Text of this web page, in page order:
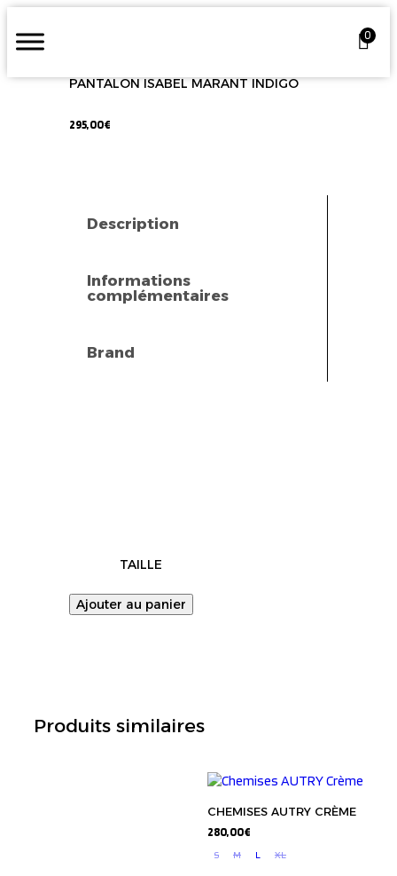
0
PANTALON ISABEL MARANT INDIGO
295,00€
Description
Informations
complémentaires
Brand
TAILLE
Ajouter au panier
Produits similaires
CHEMISES AUTRY CRÈME
280,00€
S
M L XL